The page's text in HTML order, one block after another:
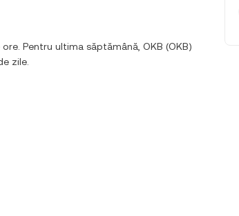
Pentru ultima săptămână, OKB (OKB)
zile.